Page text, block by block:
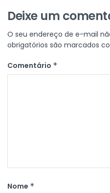
Deixe um
O seu endereço de e-mail
obrigatórios são marcados
Comentário *
Nome *